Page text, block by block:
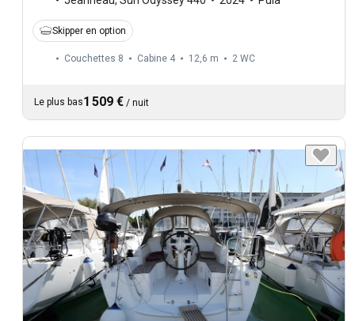
Skipper en option
Couchettes 8 Cabine 4 12,6 m 2 WC
Le plus bas1 509 € / nuit